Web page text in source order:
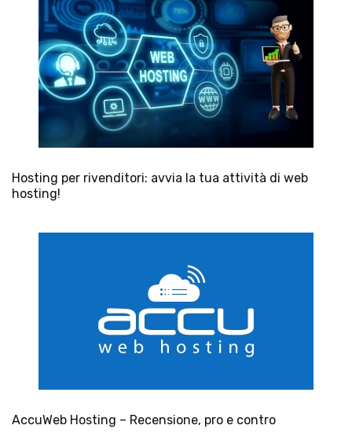
Hosting per rivenditori: avvia la tua attività di web
hosting!
AccuWeb Hosting – Recensione, pro e contro